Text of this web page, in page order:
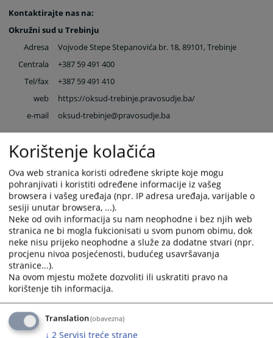
Kontaktirajte nas na:
Okružni sud u Trebinju
Adresa
Vojvode Stepe Stepanovića br. 18, 89101, Trebinje
Centrala
+387 59 491 400
Tel/fax
+387 59 491 410
web
https://oksud-trebinje.pravosudje.ba/
e-mail
oksud-trebinje@pravosudje.ba
ili za sve zaposlene u sudu:
ime.prezime@pravosudje.ba
npr. marko.maric@pravosudje.ba
Centar za podršku svjedocima
tel
+387 59 491 413
e-mail
podrska-svjedocima.tb@pravosudje.ba
6728PREGLEDA
Korištenje kolačića
Ova web stranica koristi određene skripte koje mogu
pohranjivati i koristiti određene informacije iz vašeg
browsera i vašeg uređaja (npr. IP adresa uređaja, varijable o
sesiji unutar browsera, ...).
Neke od ovih informacija su nam neophodne i bez njih web
stranica ne bi mogla fukcionisati u svom punom obimu, dok
neke nisu prijeko neophodne a služe za dodatne stvari (npr.
procjenu nivoa posjećenosti, budućeg usavršavanja
stranice...).
Na ovom mjestu možete dozvoliti ili uskratiti pravo na
korištenje tih informacija.
Translation(obavezna)
↓ 2 Servisi treće strane